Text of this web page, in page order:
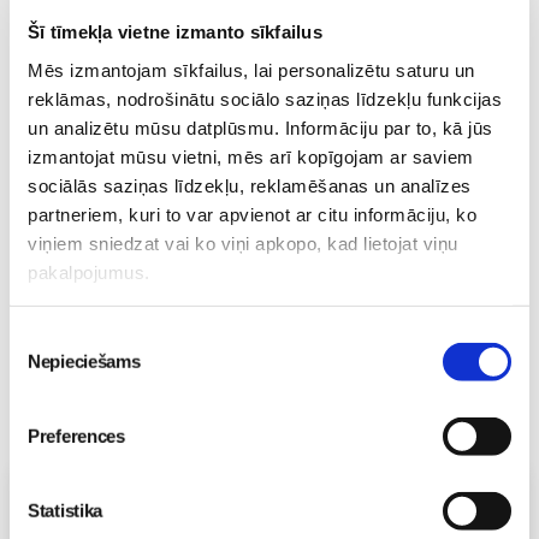
Šī tīmekļa vietne izmanto sīkfailus
Mēs izmantojam sīkfailus, lai personalizētu saturu un
reklāmas, nodrošinātu sociālo saziņas līdzekļu funkcijas
un analizētu mūsu datplūsmu. Informāciju par to, kā jūs
izmantojat mūsu vietni, mēs arī kopīgojam ar saviem
sociālās saziņas līdzekļu, reklamēšanas un analīzes
partneriem, kuri to var apvienot ar citu informāciju, ko
viņiem sniedzat vai ko viņi apkopo, kad lietojat viņu
pakalpojumus.
izvēle
Nepieciešams
Preferences
Statistika
Pavasara “ātrās
tievēšanas” modes risks:
straujš svara zudums var
izraisīt neauglību
Gaidības
08. May 09:34